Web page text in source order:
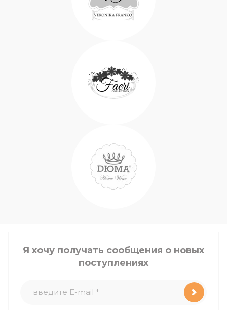
Я хочу получать сообщения о новых
поступлениях